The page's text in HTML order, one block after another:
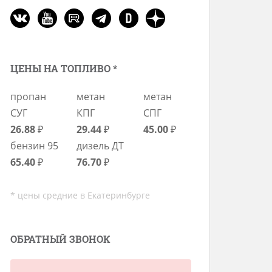
ЦЕНЫ НА ТОПЛИВО *
пропан
СУГ
26.88₽
метан
КПГ
29.44₽
метан
СПГ
45.00₽
бензин 95
65.40₽
дизель ДТ
76.70₽
* цены средние в Екатеринбурге
ОБРАТНЫЙ ЗВОНОК